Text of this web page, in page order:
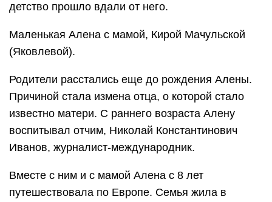
детство прошло вдали от него.
Маленькая Алена с мамой, Кирой Мачульской
(Яковлевой).
Родители расстались еще до рождения Алены.
Причиной стала измена отца, о которой стало
известно матери. С раннего возраста Алену
воспитывал отчим, Николай Константинович
Иванов, журналист-международник.
Вместе с ним и с мамой Алена с 8 лет
путешествовала по Европе. Семья жила в